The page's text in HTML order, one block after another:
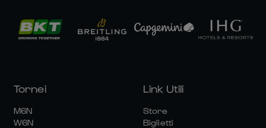
Tornei
M6N
W6N
Link Utili
Store
Biglietti